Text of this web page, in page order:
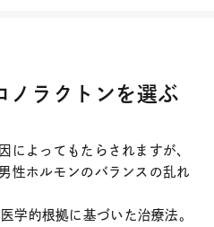
ラクトンを選ぶ
によってもたらされますが、
性ホルモンのバランスの乱れ
学的根拠に基づいた治療法。